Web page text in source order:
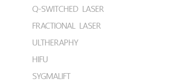
Q-SWITCHED LASER
FRACTIONAL LASER
ULTHERAPHY
HIFU
SYGMALIFT